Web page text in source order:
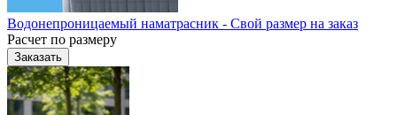
Водонепроницаемый наматрасник - Свой размер на заказ
Расчет по размеру
Заказать